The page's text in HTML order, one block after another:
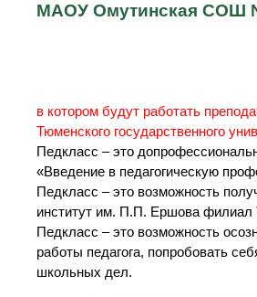
МАОУ Омутинская СОШ №
в котором будут работать
Тюменского государственного
Педкласс – это
«Введение в педагогическую
Педкласс – это возможность
институт им. П.П. Ершова филиал
Педкласс – это возможность
работы педагога, попробовать
школьных дел.